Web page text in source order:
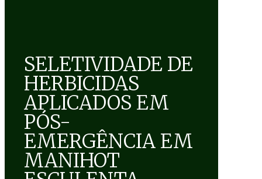
SELETIVIDADE DE
HERBICIDAS
APLICADOS EM
PÓS-
EMERGÊNCIA EM
MANIHOT